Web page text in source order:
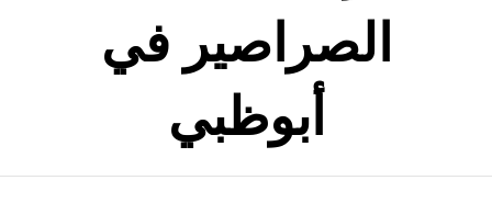
الصراصير في
أبوظبي